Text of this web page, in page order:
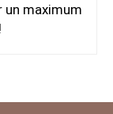
maximum